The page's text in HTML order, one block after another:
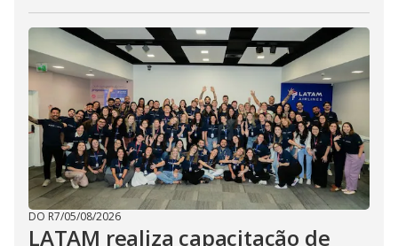
DO R7/05/08/2026
LATAM realiza capacitação de